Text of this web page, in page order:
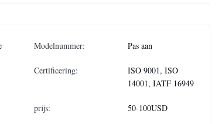
Modelnummer: Pas aan
Certificering:
ISO 9001, ISO
14001, IATF 16949
prijs: 50-100USD